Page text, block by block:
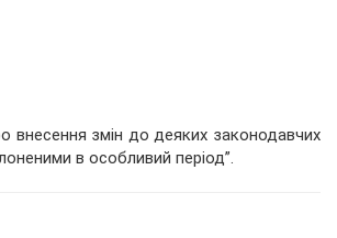
внесення змін до деяких законодавчих
в особливий період”.